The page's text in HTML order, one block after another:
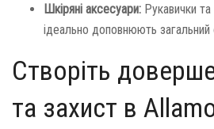
Шкіряні аксесуари: Рукавички
ідеально доповнюють загальний
Створіть
та захист в